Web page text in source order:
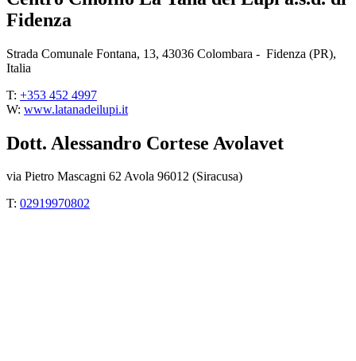
Fidenza
Strada Comunale Fontana, 13, 43036 Colombara - Fidenza (PR),
Italia
T: +353 452 4997
W: www.latanadeilupi.it
Dott. Alessandro Cortese Avolavet
via Pietro Mascagni 62 Avola 96012 (Siracusa)
T: 02919970802